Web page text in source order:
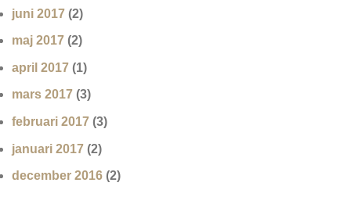
juni 2017 (2)
maj 2017 (2)
april 2017 (1)
mars 2017 (3)
februari 2017 (3)
januari 2017 (2)
december 2016 (2)